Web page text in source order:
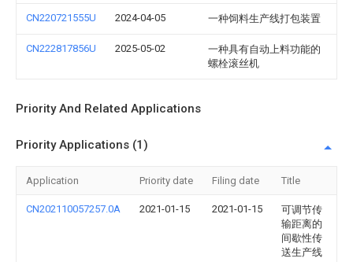
CN220721555U 2024-04-05 一种饲料生产线打包装置
CN222817856U 2025-05-02
一种具有自动上料功能的
螺栓滚丝机
Priority And Related Applications
Priority Applications (1)
Application Priority date Filing date Title
CN202110057257.0A 2021-01-15 2021-01-15
可调节传
输距离的
间歇性传
送生产线